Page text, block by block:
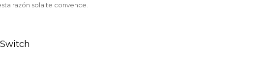
razón sola te convence.